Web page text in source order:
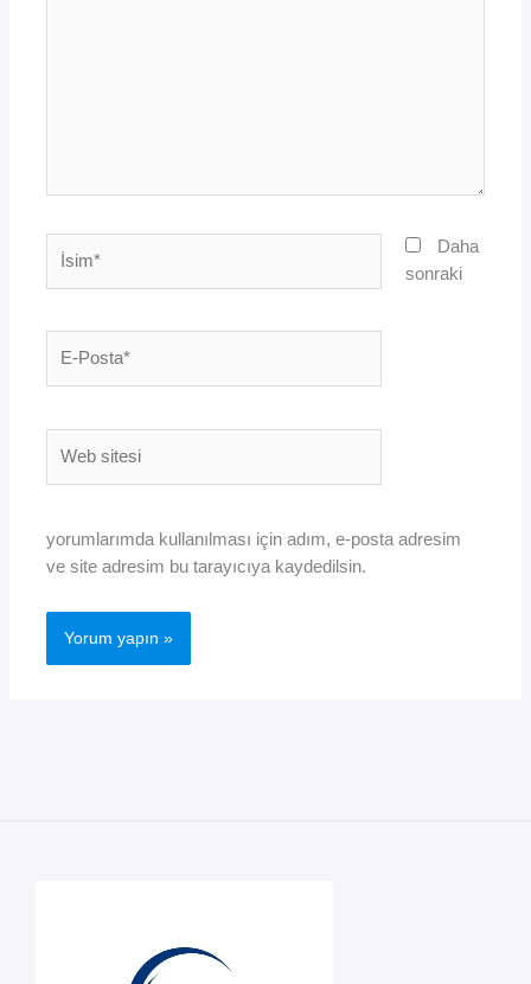
Posta*
sitesi
Daha
sonraki
yorumlarımda kullanılması için adım, e-posta adresim
ve site adresim bu tarayıcıya kaydedilsin.